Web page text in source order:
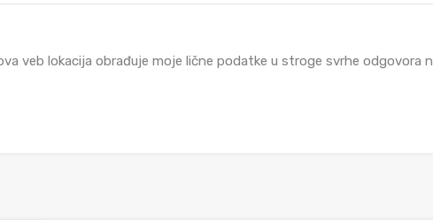
veb lokacija obrađuje moje lične podatke u stroge svrhe odgovora